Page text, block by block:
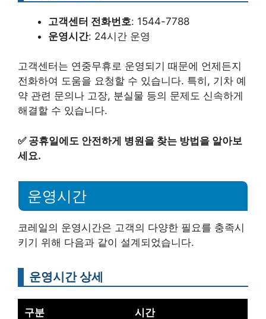
고객센터 전화번호: 1544-7788
운영시간: 24시간 운영
고객센터는 연중무휴로 운영되기 때문에 언제든지
전화하여 도움을 요청할 수 있습니다. 특히, 기차 예
약 관련 문의나 고장, 분실물 등의 문제도 신속하게
해결할 수 있습니다.
✅ 공휴일에도 안전하게 병원을 찾는 방법을 알아보
세요.
운영시간
코레일의 운영시간은 고객의 다양한 필요를 충족시
키기 위해 다음과 같이 설계되었습니다.
운영시간 상세
구분 시간